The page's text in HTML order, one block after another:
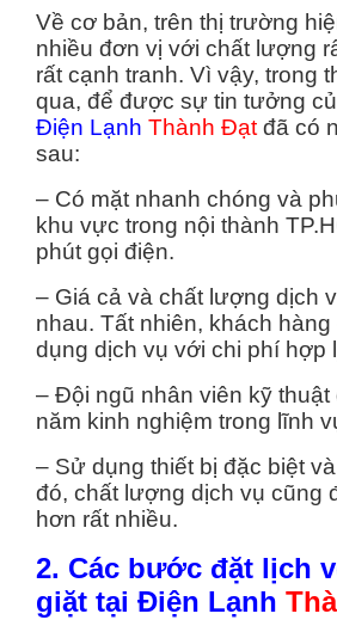
Về cơ bản, trên thị trường
nhiều đơn vị với chất lượng
rất cạnh tranh. Vì vậy, trong
qua, để được sự tin tưởng
Điện Lạnh Thành Đạt đã có
sau:
– Có mặt nhanh chóng và
khu vực trong nội thành
phút gọi điện.
– Giá cả và chất lượng dịch
nhau. Tất nhiên, khách
dụng dịch vụ với chi phí hợp
– Đội ngũ nhân viên kỹ thuật
năm kinh nghiệm trong lĩnh
– Sử dụng thiết bị đặc biệt
đó, chất lượng dịch vụ cũng
hơn rất nhiều.
2. Các bước đặt lịch
giặt tại Điện Lạnh